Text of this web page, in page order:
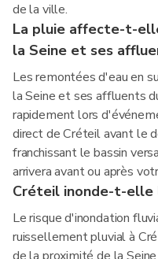
de la ville.
La pluie affecte-t-
la Seine et ses
Les remontées d'eau en
la Seine et ses affluents
rapidement lors
direct de Créteil avant le
franchissant le bassin
arrivera avant ou après
Créteil inonde-t-elle
Le risque d'inondation
ruissellement pluvial à